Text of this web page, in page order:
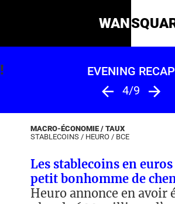
WAN
!
EVENING RECAP
4/9
MACRO-ÉCONOMIE / TAUX
STABLECOINS / HEURO / BCE
Les stablecoins en
petit bonhomme de
Heuro annonce en avoir